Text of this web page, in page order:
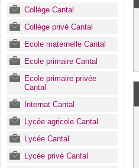
Collège Cantal
Collège privé Cantal
Ecole maternelle Cantal
Ecole primaire Cantal
Ecole primaire privée
Cantal
Internat Cantal
Lycée agricole Cantal
Lycée Cantal
Lycée privé Cantal